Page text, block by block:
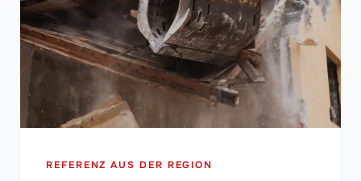
REFERENZ AUS DER REGION